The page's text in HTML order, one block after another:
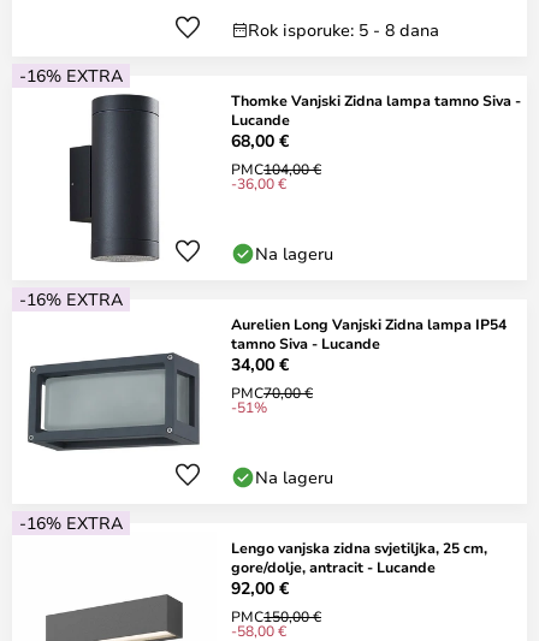
Rok isporuke: 5 - 8 dana
-16% EXTRA
Thomke Vanjski Zidna lampa tamno Siva -
Lucande
68,00 €
PMC104,00 €
-36,00 €
Na lageru
-16% EXTRA
Aurelien Long Vanjski Zidna lampa IP54
tamno Siva - Lucande
34,00 €
PMC70,00 €
-51%
Na lageru
-16% EXTRA
Lengo vanjska zidna svjetiljka, 25 cm,
gore/dolje, antracit - Lucande
92,00 €
PMC150,00 €
-58,00 €